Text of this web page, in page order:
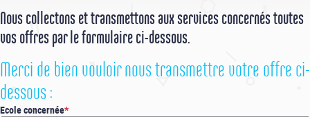
Nous collectons et transmettons aux services concernés toutes
vos offres par le formulaire ci-dessous.
Merci de bien vouloir nous transmettre votre offre ci-
dessous :
Ecole concernée